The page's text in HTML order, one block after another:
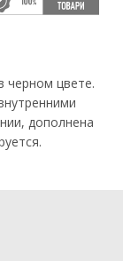
черном цвете.
дополнена